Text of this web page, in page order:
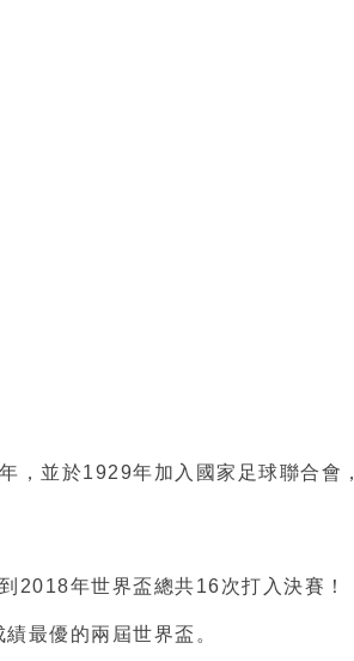
，並於1929年加入國家足球聯合會，
2018年世界盃總共16次打入決賽！
最優的兩屆世界盃。